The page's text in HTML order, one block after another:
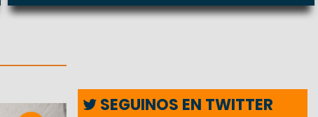
SEGUINOS EN TWITTER